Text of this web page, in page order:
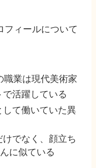
フィールについて
職業は現代美術家
活躍している
て働いていた異
でなく、顔立ち
に似ている